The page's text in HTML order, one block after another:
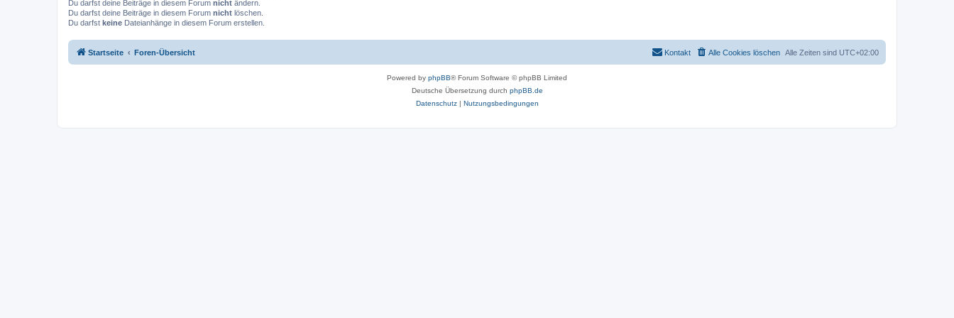
Du darfst deine Beiträge in diesem Forum nicht ändern.
Du darfst deine Beiträge in diesem Forum nicht löschen.
Du darfst keine Dateianhänge in diesem Forum erstellen.
Startseite Foren-Übersicht Alle Zeiten sind UTC+02:00
Alle Cookies löschen
Kontakt
Powered by phpBB® Forum Software © phpBB Limited
Deutsche Übersetzung durch phpBB.de
Datenschutz| Nutzungsbedingungen